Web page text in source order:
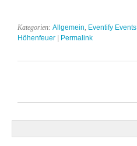
Kategorien: Allgemein, Eventify Events
Höhenfeuer
Permalink